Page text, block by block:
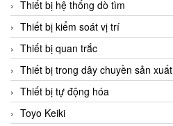
Thiết bị hệ thống dò tìm
Thiết bị kiểm soát vị trí
Thiết bị quan trắc
Thiết bị trong dây chuyền sản xuất
Thiết bị tự động hóa
Toyo Keiki